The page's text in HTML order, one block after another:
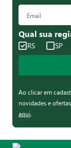
Qual sua
RS SP
Ao clicar em
novidades e
aqui.